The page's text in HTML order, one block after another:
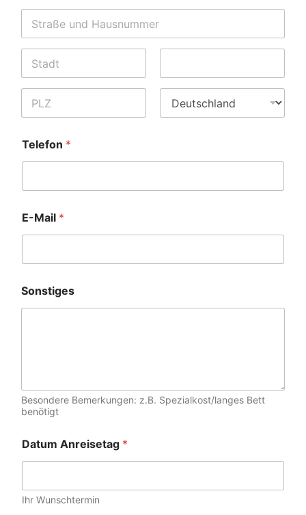
Region
Telefon *
E-Mail *
Sonstiges
Besondere Bemerkungen: z.B. Spezialkost/langes Bett
benötigt
Datum Anreisetag *
Ihr Wunschtermin